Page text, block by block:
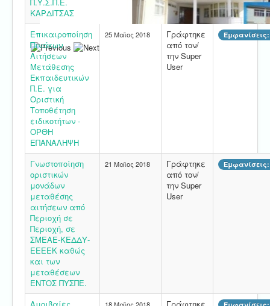
Π.Υ.Σ.Π.Ε.
ΚΑΡΔΙΤΣΑΣ
Επικαιροποίηση
Πινάκων
Αιτήσεων
Μετάθεσης
Εκπαιδευτικών
Π.Ε. για
Οριστική
Τοποθέτηση
ειδικοτήτων -
ΟΡΘΗ
ΕΠΑΝΑΛΗΨΗ
25 Μαϊος 2018
Γράφτηκε
από τον/
την Super
User
Εμφανίσεις:
Γνωστοποίηση
οριστικών
μονάδων
μεταθέσης
αιτήσεων από
Περιοχή σε
Περιοχή, σε
ΣΜΕΑΕ-ΚΕΔΔΥ-
ΕΕΕΕΚ καθώς
και των
μεταθέσεων
ΕΝΤΟΣ ΠΥΣΠΕ.
21 Μαϊος 2018
Γράφτηκε
από τον/
την Super
User
Εμφανίσεις: